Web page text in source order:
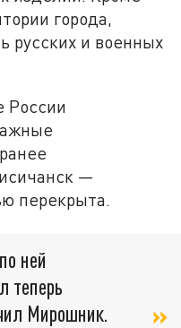
города,
русских и военных
России
—
перекрыта.
ней
теперь
Мирошник.